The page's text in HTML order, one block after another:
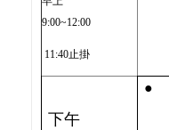
9:00~12:00
11:40止掛
下午
●